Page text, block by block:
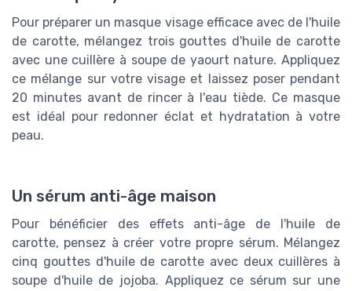
Pour préparer un masque visage efficace avec de l'huile
de carotte, mélangez trois gouttes d'huile de carotte
avec une cuillère à soupe de yaourt nature. Appliquez
ce mélange sur votre visage et laissez poser pendant
20 minutes avant de rincer à l'eau tiède. Ce masque
est idéal pour redonner éclat et hydratation à votre
peau.
Un sérum anti-âge maison
Pour bénéficier des effets anti-âge de l'huile de
carotte, pensez à créer votre propre sérum. Mélangez
cinq gouttes d'huile de carotte avec deux cuillères à
soupe d'huile de jojoba. Appliquez ce sérum sur une